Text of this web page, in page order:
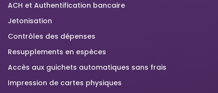
ACH et Authentification bancaire
Jetonisation
Contrôles des dépenses
Resupplements en espèces
Accès aux guichets automatiques sans frais
Impression de cartes physiques